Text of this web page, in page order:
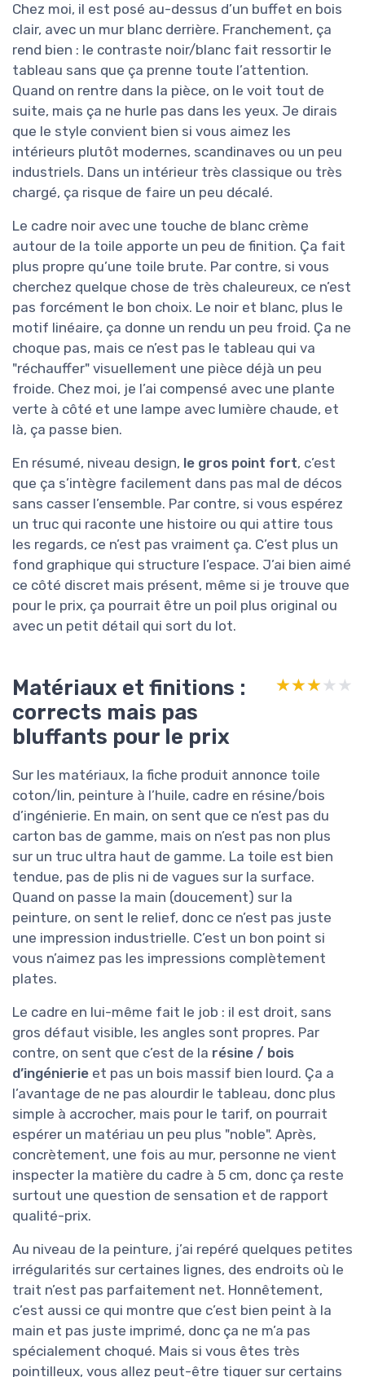
Chez moi, il est posé au-dessus d’un buffet en bois
clair, avec un mur blanc derrière. Franchement, ça
rend bien : le contraste noir/blanc fait ressortir le
tableau sans que ça prenne toute l’attention.
Quand on rentre dans la pièce, on le voit tout de
suite, mais ça ne hurle pas dans les yeux. Je dirais
que le style convient bien si vous aimez les
intérieurs plutôt modernes, scandinaves ou un peu
industriels. Dans un intérieur très classique ou très
chargé, ça risque de faire un peu décalé.
Le cadre noir avec une touche de blanc crème
autour de la toile apporte un peu de finition. Ça fait
plus propre qu’une toile brute. Par contre, si vous
cherchez quelque chose de très chaleureux, ce n’est
pas forcément le bon choix. Le noir et blanc, plus le
motif linéaire, ça donne un rendu un peu froid. Ça ne
choque pas, mais ce n’est pas le tableau qui va
"réchauffer" visuellement une pièce déjà un peu
froide. Chez moi, je l’ai compensé avec une plante
verte à côté et une lampe avec lumière chaude, et
là, ça passe bien.
En résumé, niveau design, le gros point fort, c’est
que ça s’intègre facilement dans pas mal de décos
sans casser l’ensemble. Par contre, si vous espérez
un truc qui raconte une histoire ou qui attire tous
les regards, ce n’est pas vraiment ça. C’est plus un
fond graphique qui structure l’espace. J’ai bien aimé
ce côté discret mais présent, même si je trouve que
pour le prix, ça pourrait être un poil plus original ou
avec un petit détail qui sort du lot.
Matériaux et finitions :
corrects mais pas
bluffants pour le prix
★★★★★
★★★★★
Sur les matériaux, la fiche produit annonce toile
coton/lin, peinture à l’huile, cadre en résine/bois
d’ingénierie. En main, on sent que ce n’est pas du
carton bas de gamme, mais on n’est pas non plus
sur un truc ultra haut de gamme. La toile est bien
tendue, pas de plis ni de vagues sur la surface.
Quand on passe la main (doucement) sur la
peinture, on sent le relief, donc ce n’est pas juste
une impression industrielle. C’est un bon point si
vous n’aimez pas les impressions complètement
plates.
Le cadre en lui-même fait le job : il est droit, sans
gros défaut visible, les angles sont propres. Par
contre, on sent que c’est de la résine / bois
d’ingénierie et pas un bois massif bien lourd. Ça a
l’avantage de ne pas alourdir le tableau, donc plus
simple à accrocher, mais pour le tarif, on pourrait
espérer un matériau un peu plus "noble". Après,
concrètement, une fois au mur, personne ne vient
inspecter la matière du cadre à 5 cm, donc ça reste
surtout une question de sensation et de rapport
qualité-prix.
Au niveau de la peinture, j’ai repéré quelques petites
irrégularités sur certaines lignes, des endroits où le
trait n’est pas parfaitement net. Honnêtement,
c’est aussi ce qui montre que c’est bien peint à la
main et pas juste imprimé, donc ça ne m’a pas
spécialement choqué. Mais si vous êtes très
pointilleux, vous allez peut-être tiquer sur certains